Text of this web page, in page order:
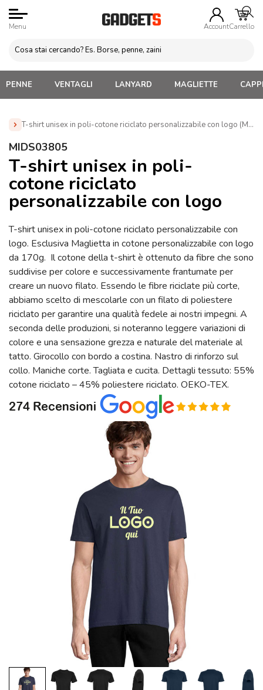
Menu AccountCarrello
PENNE VENTAGLI LANYARD MAGLIETTE
T-shirt unisex in poli-cotone riciclato personalizzabile con logo
Home » Abbigliamento Personalizzato
personalizzabile con logo (MIDS03805)
MIDS03805
T-shirt unisex in poli-
cotone riciclato
personalizzabile con logo
T-shirt unisex in poli-cotone riciclato personalizzabile con
logo. Esclusiva Maglietta in cotone personalizzabile con logo
da 170g. Il cotone della t-shirt è ottenuto da fibre che sono
suddivise per colore e successivamente frantumate per
creare un nuovo filato. Essendo le fibre riciclate più corte,
abbiamo scelto di mescolarle con un filato di poliestere
riciclato per garantire una qualità fedele ai nostri impegni. A
seconda delle produzioni, si noteranno leggere variazioni di
colore e una sensazione grezza e naturale del materiale al
tatto. Girocollo con bordo a costina. Nastro di rinforzo sul
collo. Maniche corte. Tagliata e cucita. Dettagli tessuto: 55%
cotone riciclato – 45% poliestere riciclato. OEKO-TEX.